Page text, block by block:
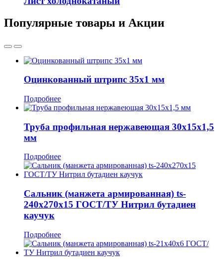
Популярные товары и Акции
Оцинкованный штрипс 35x1 мм
Подробнее
Труба профильная нержавеющая 30х15х1,5
мм
Подробнее
Сальник (манжета армированная) ts-
240x270x15 ГОСТ/ТУ Нитрил бутадиен
каучук
Подробнее